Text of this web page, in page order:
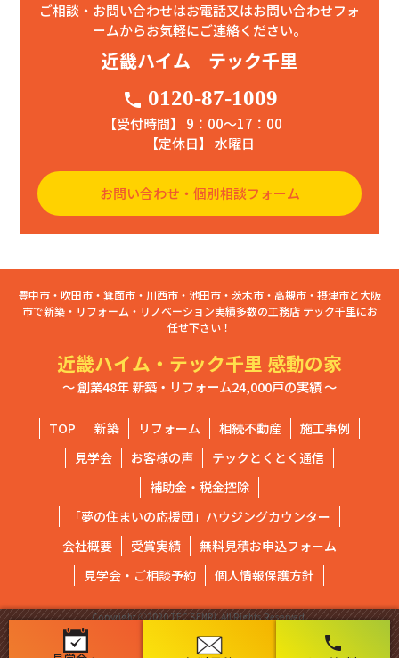
phone
ご相談・お問い合わせはお電話又はお問い合わせフォ
ームからお気軽にご連絡ください。
近畿ハイム テック千里
phone 0120-87-1009
【受付時間】 9：00〜17：00
【定休日】 水曜日
お問い合わせ・個別相談フォーム
豊中市・吹田市・箕面市・川西市・池田市・茨木市・高槻市・摂津市と大阪
市で新築・リフォーム・リノベーション実績多数の工務店 テック千里にお
任せ下さい！
近畿ハイム・テック千里 感動の家
～ 創業48年 新築・リフォーム24,000戸の実績 ～
TOP 新築 リフォーム 相続不動産
施工事例
見学会
お客様の声
テックとくとく通信
補助金・税金控除
「夢の住まいの応援団」ハウジングカウンター
会社概要
受賞実績
無料見積お申込フォーム
見学会・ご相談予約
個人情報保護方針
Copyright ⓒ2020 TEC SENRI. All Rights Reserved.